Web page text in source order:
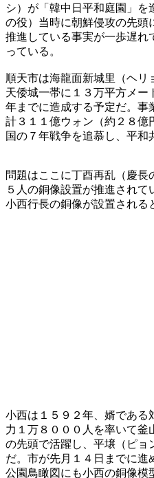
シ）が「韓中日平和庭園」
の役）当時に朝鮮侵攻の先頭
推進している事実が一歩遅れ
っている。
順天市は海龍面新城里（ヘ
天倭城一帯に１３万平方メー
年までに造成する予定だ。事
計３１１億ウォン（約２８億
国の７年戦争を追慕し、平和
問題はここに丁酉再乱（慶
５人の銅像設置が推進され
小西行長の銅像が設置される
小西は１５９２年、婿である
力１万８０００人を率いて
の先頭で活躍し、平壌（ピョ
だ。市が先月１４日までに
公園鳥瞰図にも小西の銅像模